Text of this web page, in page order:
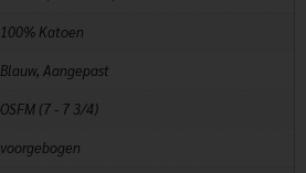
100% Katoen
Blauw, Aangepast
OSFM (7 - 7 3/4)
voorgebogen